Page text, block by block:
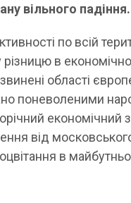
вільного падіння.
по всій
в
області
поневоленими
від
в